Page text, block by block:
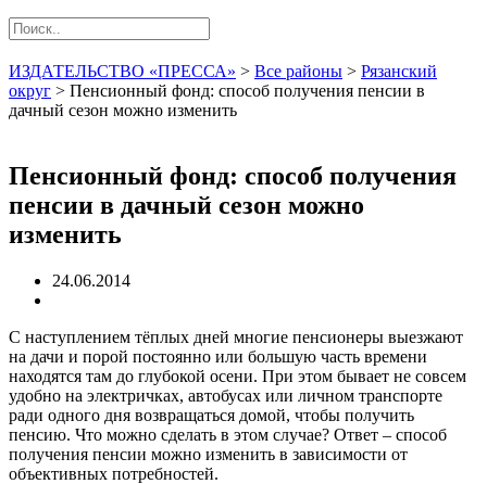
ИЗДАТЕЛЬСТВО «ПРЕССА» > Все районы > Рязанский
округ > Пенсионный фонд: способ получения пенсии в
дачный сезон можно изменить
Пенсионный фонд: способ получения
пенсии в дачный сезон можно
изменить
24.06.2014
С наступлением тёплых дней многие пенсионеры выезжают
на дачи и порой постоянно или большую часть времени
находятся там до глубокой осени. При этом бывает не совсем
удобно на электричках, автобусах или личном транспорте
ради одного дня возвращаться домой, чтобы получить
пенсию. Что можно сделать в этом случае? Ответ – способ
получения пенсии можно изменить в зависимости от
объективных потребностей.